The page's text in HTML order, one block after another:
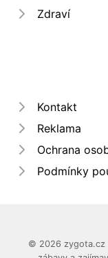
Zdraví
Kontakt
Reklama
Ochrana
Podmínky
© 2026 zygota.cz